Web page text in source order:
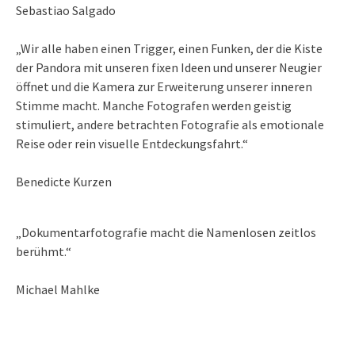
Sebastiao Salgado
„Wir alle haben einen Trigger, einen Funken, der die Kiste
der Pandora mit unseren fixen Ideen und unserer Neugier
öffnet und die Kamera zur Erweiterung unserer inneren
Stimme macht. Manche Fotografen werden geistig
stimuliert, andere betrachten Fotografie als emotionale
Reise oder rein visuelle Entdeckungsfahrt.“
Benedicte Kurzen
„Dokumentarfotografie macht die Namenlosen zeitlos
berühmt.“
Michael Mahlke